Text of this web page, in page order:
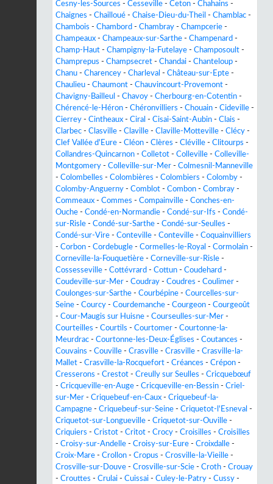
Cesny-les-Sources - Cesseville - Ceton - Chahains -
Chaignes - Chailloué - Chaise-Dieu-du-Theil - Chamblac -
Chambois - Chambord - Chambray - Champcerie -
Champeaux - Champeaux-sur-Sarthe - Champenard -
Champ-Haut - Champigny-la-Futelaye - Champosoult -
Champrepus - Champsecret - Chandai - Chanteloup -
Chanu - Charencey - Charleval - Château-sur-Epte -
Chaulieu - Chaumont - Chauvincourt-Provemont -
Chavigny-Bailleul - Chavoy - Cherbourg-en-Cotentin -
Chérencé-le-Héron - Chéronvilliers - Chouain - Cideville -
Cierrey - Cintheaux - Ciral - Cisai-Saint-Aubin - Clais -
Clarbec - Clasville - Claville - Claville-Motteville - Clécy -
Clef Vallée d'Eure - Cléon - Clères - Cléville - Clitourps -
Collandres-Quincarnon - Colletot - Colleville - Colleville-
Montgomery - Colleville-sur-Mer - Colmesnil-Manneville
- Colombelles - Colombières - Colombiers - Colomby -
Colomby-Anguerny - Comblot - Combon - Combray -
Commeaux - Commes - Compainville - Conches-en-
Ouche - Condé-en-Normandie - Condé-sur-Ifs - Condé-
sur-Risle - Condé-sur-Sarthe - Condé-sur-Seulles -
Condé-sur-Vire - Conteville - Conteville - Coquainvilliers
- Corbon - Cordebugle - Cormelles-le-Royal - Cormolain -
Corneville-la-Fouquetière - Corneville-sur-Risle -
Cossesseville - Cottévrard - Cottun - Coudehard -
Coudeville-sur-Mer - Coudray - Coudres - Coulimer -
Coulonges-sur-Sarthe - Courbépine - Courcelles-sur-
Seine - Courcy - Courdemanche - Courgeon - Courgeoût
- Cour-Maugis sur Huisne - Courseulles-sur-Mer -
Courteilles - Courtils - Courtomer - Courtonne-la-
Meurdrac - Courtonne-les-Deux-Églises - Coutances -
Couvains - Couville - Crasville - Crasville - Crasville-la-
Mallet - Crasville-la-Rocquefort - Créances - Crépon -
Cresserons - Crestot - Creully sur Seulles - Cricquebœuf
- Cricqueville-en-Auge - Cricqueville-en-Bessin - Criel-
sur-Mer - Criquebeuf-en-Caux - Criquebeuf-la-
Campagne - Criquebeuf-sur-Seine - Criquetot-l'Esneval -
Criquetot-sur-Longueville - Criquetot-sur-Ouville -
Criquiers - Cristot - Critot - Crocy - Croisilles - Croisilles
- Croisy-sur-Andelle - Croisy-sur-Eure - Croixdalle -
Croix-Mare - Crollon - Cropus - Crosville-la-Vieille -
Crosville-sur-Douve - Crosville-sur-Scie - Croth - Crouay
- Crouttes - Crulai - Cuissai - Culey-le-Patry - Cussy -